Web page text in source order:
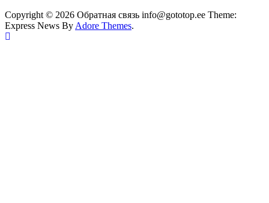
Copyright © 2026 Обратная связь info@gototop.ee Theme:
Express News By Adore Themes.